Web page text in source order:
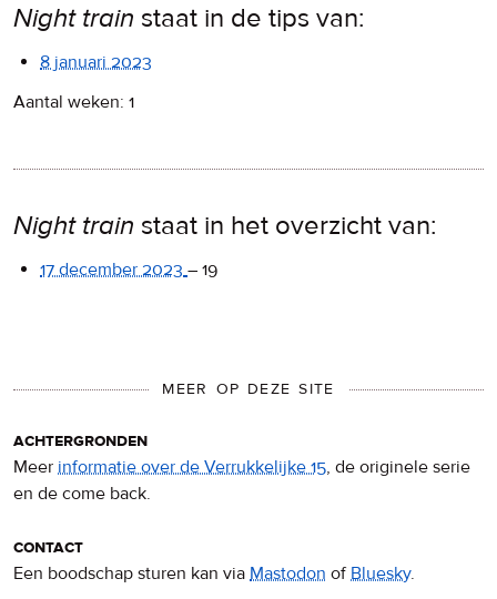
Night train staat in de tips van:
8 januari 2023
Aantal weken: 1
Night train staat in het overzicht van:
17 december 2023 – 19
MEER OP DEZE SITE
achtergronden
Meer informatie over de Verrukkelijke 15, de originele serie
en de come back.
contact
Een boodschap sturen kan via Mastodon ofBluesky.